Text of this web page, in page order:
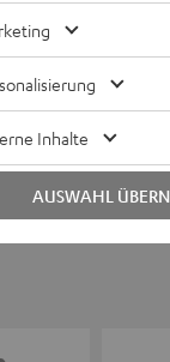
Inhalte
AUSWAHL